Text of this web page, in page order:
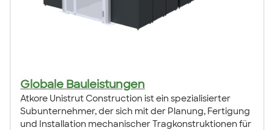
Globale Bauleistungen
Atkore Unistrut Construction ist ein spezialisierter
Subunternehmer, der sich mit der Planung, Fertigung
und Installation mechanischer Tragkonstruktionen für